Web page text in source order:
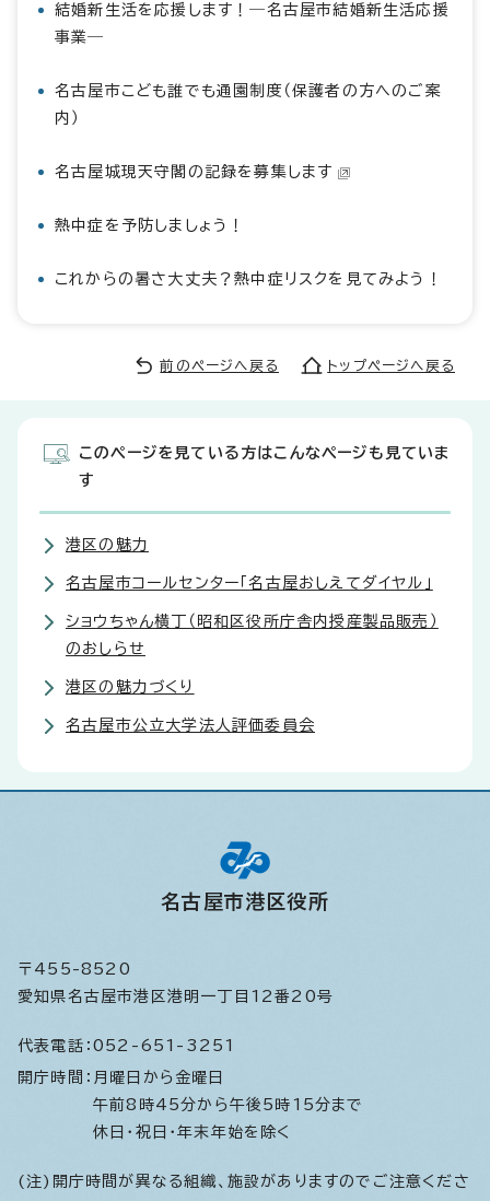
結婚新生活を応援します！―名古屋市結婚新生活応援
事業―
名古屋市こども誰でも通園制度（保護者の方へのご案
内）
名古屋城現天守閣の記録を募集します
熱中症を予防しましょう！
これからの暑さ大丈夫？熱中症リスクを見てみよう！
前のページへ戻る トップページへ戻る
このページを見ている方はこんなページも見ていま
す
港区の魅力
名古屋市コールセンター「名古屋おしえてダイヤル」
ショウちゃん横丁（昭和区役所庁舎内授産製品販売）
のおしらせ
港区の魅力づくり
名古屋市公立大学法人評価委員会
名古屋市港区役所
〒455-8520
愛知県名古屋市港区港明一丁目12番20号
代表電話： 052-651-3251
開庁時間： 月曜日から金曜日
午前8時45分から午後5時15分まで
休日・祝日・年末年始を除く
(注)開庁時間が異なる組織、施設がありますのでご注意くださ